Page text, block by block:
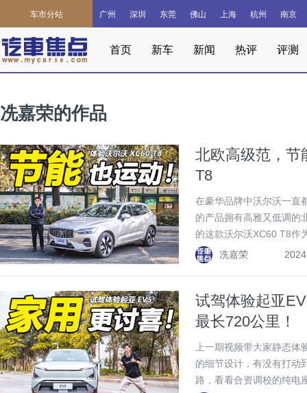
车市分站 广州 深圳 东莞 佛山 上海 杭州 南京
首页 新车 新闻 热评 评测
冼嘉荣的作品
北欧高级范，节
T8
在豪华品牌中沃尔沃一直
的产品拥有高雅又低调的
的这款沃尔沃XC60 T8作
看吧。冼嘉荣
试驾体验起亚
最长720公里！
上一期视频带大家静态
的细节设计，有没有打动
路，看看合资调校的纯电